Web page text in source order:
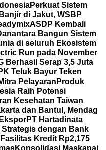
Perkuat Sistem
di Jakut, WSBP
ASDP Kembali
Bangun Sistem
di seluruh Ekosistem
Run pada November
Berhasil Serap 3,5 Juta
Teluk Bayur Teken
Pelayaran Produk
Raih Potensi
Kesehatan Taiwan
dan Bantul, Mendag
PT Hartadinata
dengan Bank
Kredit Rp2,175
Konsolidasi Maskapai